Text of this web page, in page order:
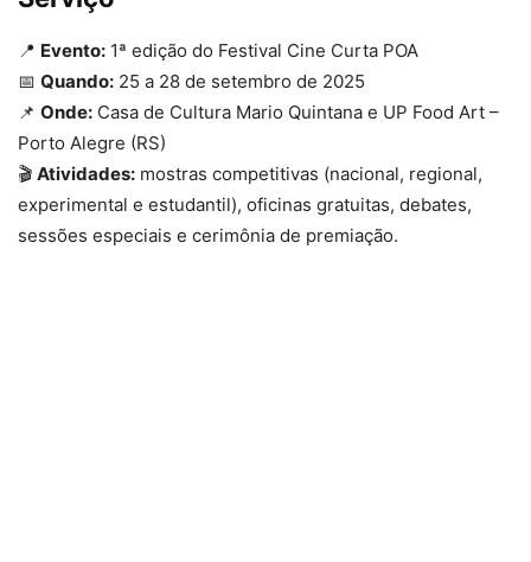
📍 Evento: 1ª edição do Festival Cine Curta POA
📅 Quando: 25 a 28 de setembro de 2025
📌 Onde: Casa de Cultura Mario Quintana e UP Food Art –
Porto Alegre (RS)
🎬 Atividades: mostras competitivas (nacional, regional,
experimental e estudantil), oficinas gratuitas, debates,
sessões especiais e cerimônia de premiação.